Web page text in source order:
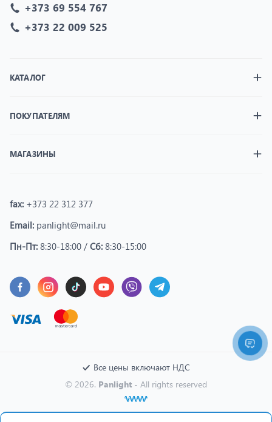
+373 69 554 767
+373 22 009 525
КАТАЛОГ
ПОКУПАТЕЛЯМ
МАГАЗИНЫ
fax: +373 22 312 377
Email: panlight@mail.ru
Пн-Пт: 8:30-18:00 / Сб: 8:30-15:00
© 2026. Panlight - All rights reserved
Все цены включают НДС